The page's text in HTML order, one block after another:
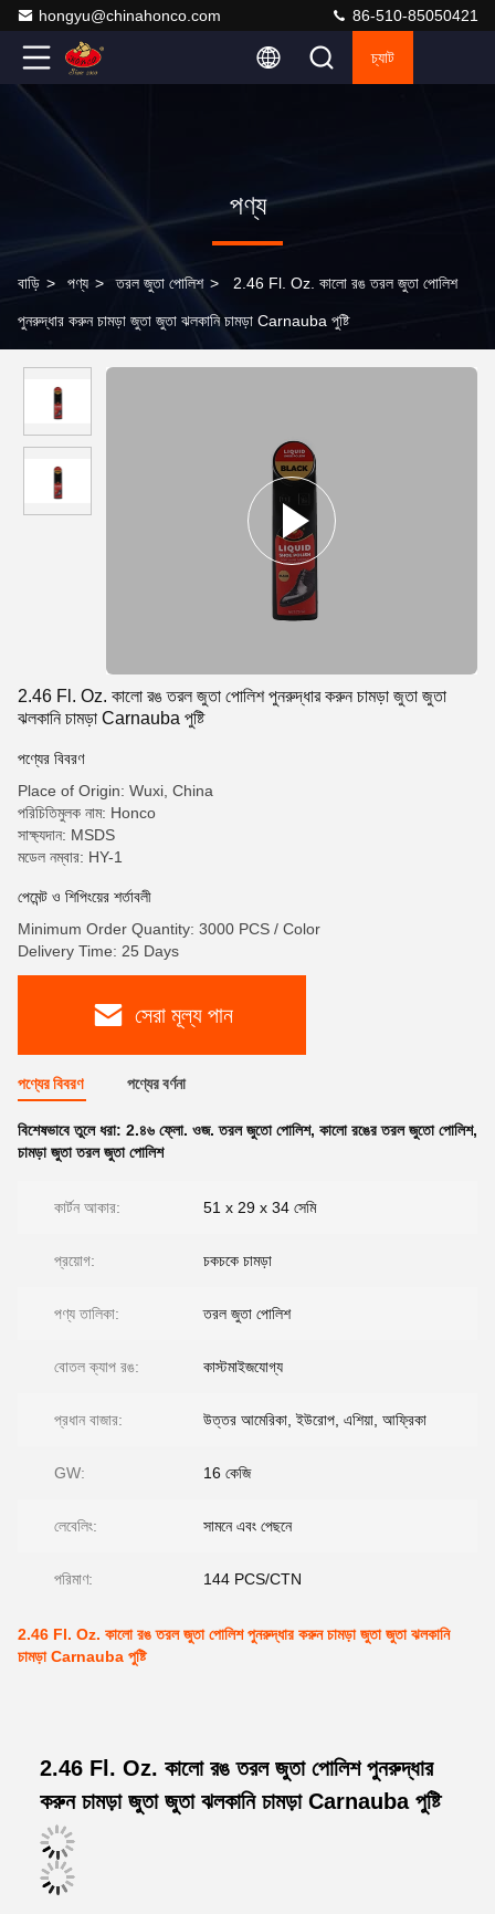
hongyu@chinahonco.com 86-510-85050421
চ্যাট
পণ্য
বাড়ি > পণ্য > তরল জুতা পোলিশ > 2.46 Fl. Oz. কালো রঙ তরল জুতা পোলিশ
পুনরুদ্ধার করুন চামড়া জুতা জুতা ঝলকানি চামড়া Carnauba পুষ্টি
2.46 Fl. Oz. কালো রঙ তরল জুতা পোলিশ পুনরুদ্ধার করুন চামড়া জুতা জুতা
ঝলকানি চামড়া Carnauba পুষ্টি
পণ্যের বিবরণ
Place of Origin: Wuxi, China
পরিচিতিমুলক নাম: Honco
সাক্ষ্যদান: MSDS
মডেল নম্বার: HY-1
পেমেন্ট ও শিপিংয়ের শর্তাবলী
Minimum Order Quantity: 3000 PCS / Color
Delivery Time: 25 Days
সেরা মূল্য পান
পণ্যের বিবরণ পণ্যের বর্ণনা
বিশেষভাবে তুলে ধরা: 2.৪৬ ফ্লো. ওজ. তরল জুতো পোলিশ, কালো রঙের তরল জুতো পোলিশ,
চামড়া জুতা তরল জুতা পোলিশ
কার্টন আকার: 51 x 29 x 34 সেমি
প্রয়োগ: চকচকে চামড়া
পণ্য তালিকা: তরল জুতা পোলিশ
বোতল ক্যাপ রঙ: কাস্টমাইজযোগ্য
প্রধান বাজার: উত্তর আমেরিকা, ইউরোপ, এশিয়া, আফ্রিকা
GW: 16 কেজি
লেবেলিং: সামনে এবং পেছনে
পরিমাণ: 144 PCS/CTN
2.46 Fl. Oz. কালো রঙ তরল জুতা পোলিশ পুনরুদ্ধার করুন চামড়া জুতা জুতা ঝলকানি
চামড়া Carnauba পুষ্টি
2.46 Fl. Oz. কালো রঙ তরল জুতা পোলিশ পুনরুদ্ধার
করুন চামড়া জুতা জুতা ঝলকানি চামড়া Carnauba পুষ্টি